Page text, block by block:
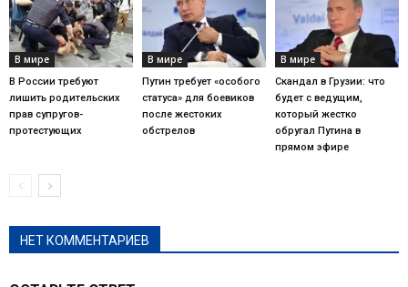
В мире
В России требуют
лишить родительских
прав супругов-
протестующих
В мире
Путин требует «особого
статуса» для боевиков
после жестоких
обстрелов
В мире
Скандал в Грузии: что
будет с ведущим,
который жестко
обругал Путина в
прямом эфире
НЕТ КОММЕНТАРИЕВ